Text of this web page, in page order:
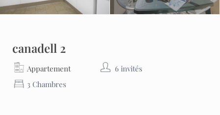
canadell 2
Appartement
6 invités
3 Chambres